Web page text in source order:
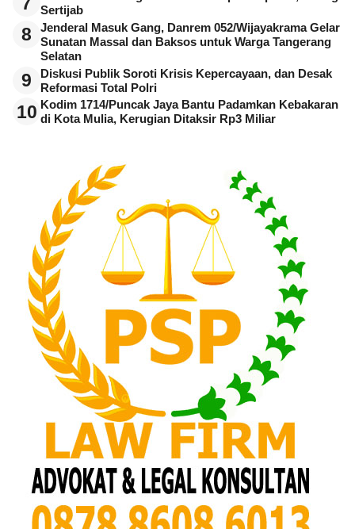
Sertijab
8
Jenderal Masuk Gang, Danrem 052/Wijayakrama Gelar
Sunatan Massal dan Baksos untuk Warga Tangerang
Selatan
9
Diskusi Publik Soroti Krisis Kepercayaan, dan Desak
Reformasi Total Polri
10 Kodim 1714/Puncak Jaya Bantu Padamkan Kebakaran
di Kota Mulia, Kerugian Ditaksir Rp3 Miliar